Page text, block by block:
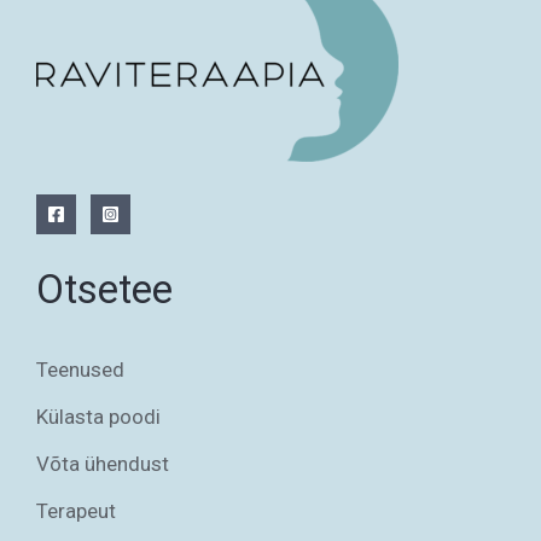
Otsetee
Teenused
Külasta poodi
Võta ühendust
Terapeut